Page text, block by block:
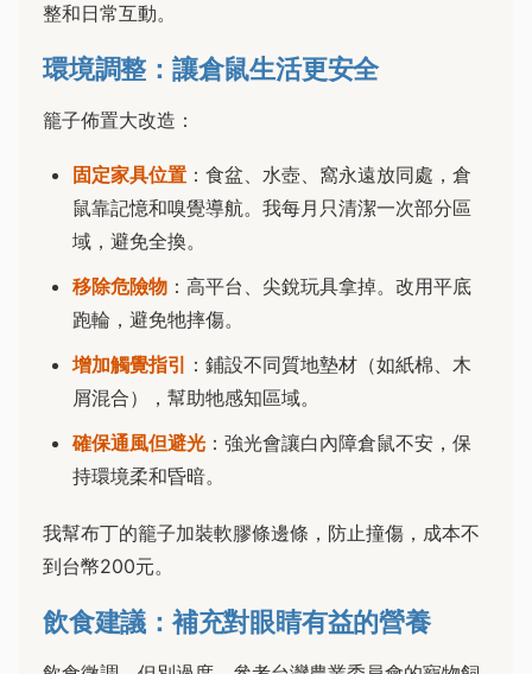
整和日常互動。
環境調整：讓倉鼠生活更安全
籠子佈置大改造：
固定家具位置 ：食盆、水壺、窩永遠放同處，倉
鼠靠記憶和嗅覺導航。我每月只清潔一次部分區
域，避免全換。
移除危險物 ：高平台、尖銳玩具拿掉。改用平底
跑輪，避免牠摔傷。
增加觸覺指引
：鋪設不同質地墊材（如紙棉、木
屑混合），幫助牠感知區域。
確保通風但避光 ：強光會讓白內障倉鼠不安，保
持環境柔和昏暗。
我幫布丁的籠子加裝軟膠條邊條，防止撞傷，成本不
到台幣200元。
飲食建議：補充對眼睛有益的營養